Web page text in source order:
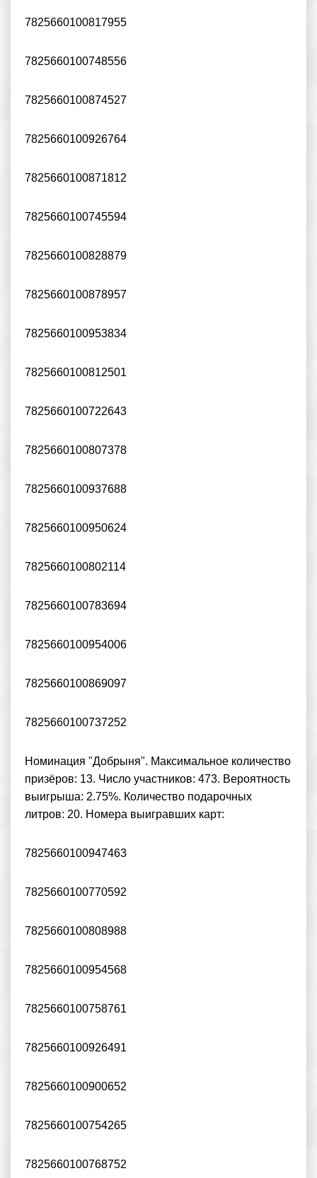
7825660100817955
7825660100748556
7825660100874527
7825660100926764
7825660100871812
7825660100745594
7825660100828879
7825660100878957
7825660100953834
7825660100812501
7825660100722643
7825660100807378
7825660100937688
7825660100950624
7825660100802114
7825660100783694
7825660100954006
7825660100869097
7825660100737252
Номинация "Добрыня". Максимальное количество
призёров: 13. Число участников: 473. Вероятность
выигрыша: 2.75%. Количество подарочных
литров: 20. Номера выигравших карт:
7825660100947463
7825660100770592
7825660100808988
7825660100954568
7825660100758761
7825660100926491
7825660100900652
7825660100754265
7825660100768752